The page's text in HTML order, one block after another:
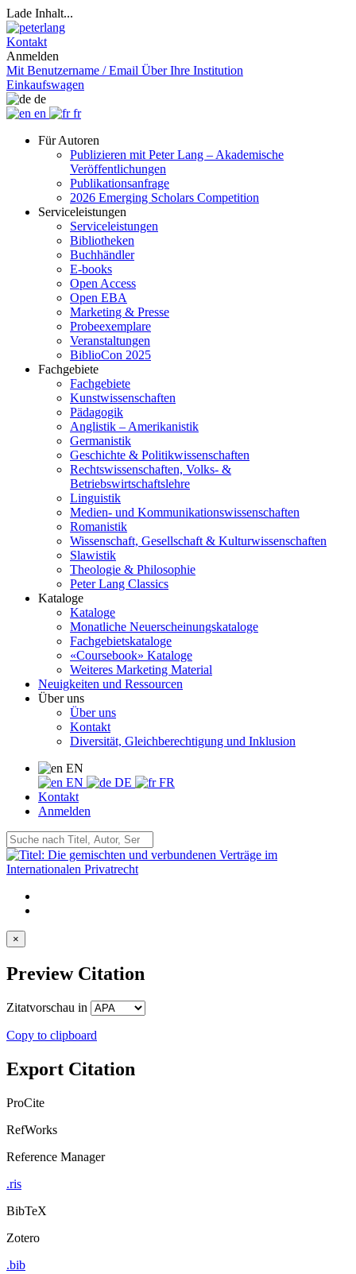
Lade Inhalt...
Kontakt
Anmelden
Mit Benutzername / Email Über Ihre Institution
Einkaufswagen
de
en
fr
Für Autoren
Publizieren mit Peter Lang – Akademische
Veröffentlichungen
Publikationsanfrage
2026 Emerging Scholars Competition
Serviceleistungen
Serviceleistungen
Bibliotheken
Buchhändler
E-books
Open Access
Open EBA
Marketing & Presse
Probeexemplare
Veranstaltungen
BiblioCon 2025
Fachgebiete
Fachgebiete
Kunstwissenschaften
Pädagogik
Anglistik – Amerikanistik
Germanistik
Geschichte & Politikwissenschaften
Rechtswissenschaften, Volks- &
Betriebswirtschaftslehre
Linguistik
Medien- und Kommunikationswissenschaften
Romanistik
Wissenschaft, Gesellschaft & Kulturwissenschaften
Slawistik
Theologie & Philosophie
Peter Lang Classics
Kataloge
Kataloge
Monatliche Neuerscheinungskataloge
Fachgebietskataloge
«Coursebook» Kataloge
Weiteres Marketing Material
Neuigkeiten und Ressourcen
Über uns
Über uns
Kontakt
Diversität, Gleichberechtigung und Inklusion
EN
EN
DE
FR
Kontakt
Anmelden